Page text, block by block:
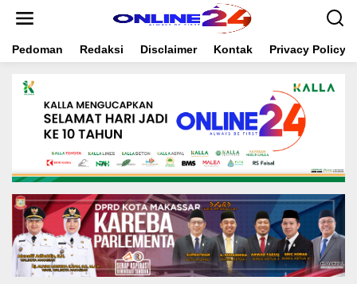
t
Pedoman Redaksi Disclaimer Kontak Privacy Policy